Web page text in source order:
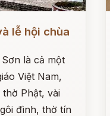
lễ hội chùa
là cả một
Việt Nam,
Phật, vài
đình, thờ tín